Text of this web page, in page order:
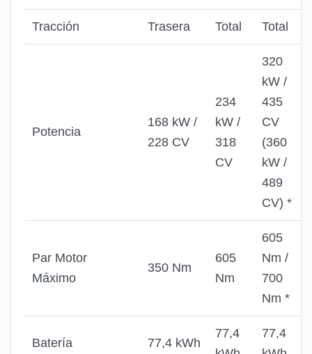
Tracción Trasera Total Total
Potencia
168 kW /
228 CV
234
kW /
318
CV
320
kW /
435
CV
(360
kW /
489
CV) *
Par Motor
Máximo
350 Nm
605
Nm
605
Nm /
700
Nm *
Batería 77,4 kWh
77,4
77,4